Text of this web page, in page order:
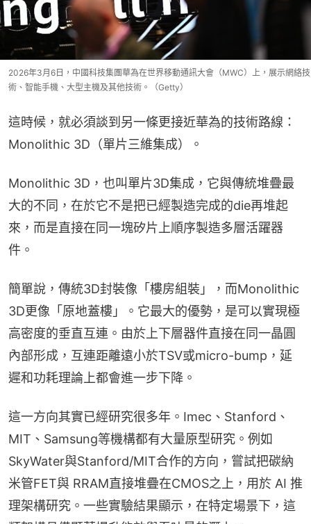
2026年3月6日，中國科技集團華為在世界移動通訊大會（MWC）上，展示網絡技
術、智能手機、大型主機及其他技術。（Getty）
這時候，就必須談到另一條更接近華為的技術路線：
Monolithic 3D（單片三維集成）。
Monolithic 3D，也叫單片3D集成，它與傳統堆疊最
大的不同，在於它不是把已經製造完成的die再堆起
來，而是直接在同一塊矽片上順序製造多層活躍器
件。
簡單說，傳統3D封裝像「樓房組裝」，而Monolithic
3D更像「原地蓋樓」。它最大的優勢，是可以實現極
高密度的垂直互連。由於上下層器件直接在同一晶圓
內部形成，互連距離遠小於TSV或micro-bump，延
遲和功耗理論上都會進一步下降。
這一方向其實已經研究很多年。Imec、Stanford、
MIT、Samsung等機構都有大量原型研究。例如
SkyWater與Stanford/MIT合作的方向，嘗試把碳納
米管FET與 RRAM直接堆疊在CMOS之上，用於 AI 推
理架構研究。一些實驗結果顯示，在特定場景下，這